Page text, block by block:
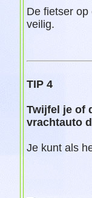
De fietser
veilig.
TIP 4
Twijfel je of
vrachtauto
Je kunt als